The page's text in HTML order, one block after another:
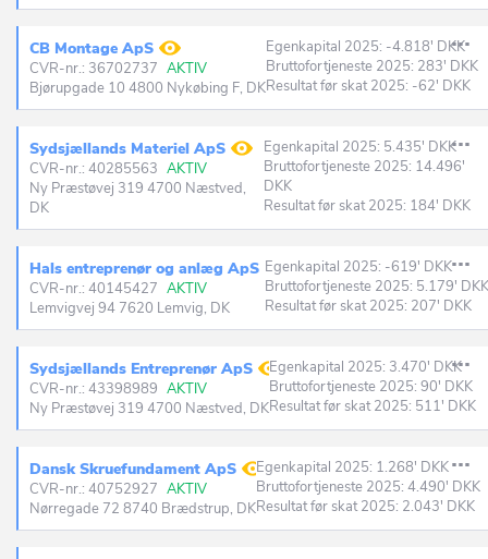
CB Montage ApS
CVR-nr.: 36702737 AKTIV
Bjørupgade 10 4800 Nykøbing F, DK
Egenkapital 2025: -4.818' DKK
Bruttofortjeneste 2025: 283' DKK
Resultat før skat 2025: -62' DKK
Sydsjællands Materiel ApS
CVR-nr.: 40285563 AKTIV
Ny Præstøvej 319 4700 Næstved,
DK
Egenkapital 2025: 5.435' DKK
Bruttofortjeneste 2025: 14.496'
DKK
Resultat før skat 2025: 184' DKK
Hals entreprenør og anlæg ApS
CVR-nr.: 40145427 AKTIV
Lemvigvej 94 7620 Lemvig, DK
Egenkapital 2025: -619' DKK
Bruttofortjeneste 2025: 5.179' DKK
Resultat før skat 2025: 207' DKK
Sydsjællands Entreprenør ApS
CVR-nr.: 43398989 AKTIV
Ny Præstøvej 319 4700 Næstved, DK
Egenkapital 2025: 3.470' DKK
Bruttofortjeneste 2025: 90' DKK
Resultat før skat 2025: 511' DKK
Dansk Skruefundament ApS
CVR-nr.: 40752927 AKTIV
Nørregade 72 8740 Brædstrup, DK
Egenkapital 2025: 1.268' DKK
Bruttofortjeneste 2025: 4.490' DKK
Resultat før skat 2025: 2.043' DKK